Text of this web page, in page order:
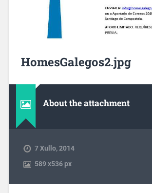
HomesGalegos2.jpg
About the attachment
7 Xullo, 2014
589x536 px